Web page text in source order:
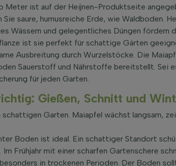
Meter ist auf der Heijnen-Produktseite
saure, humusreiche Erde, wie Waldboden.
Wässern und gelegentliches Düngen
ist sie perfekt für schattige Gärten
Ausbreitung durch Wurzelstöcke. Die
Sauerstoff und Nährstoffe bereitstellt.
für jeden Garten.
Gießen, Schnitt und
Garten. Maiapfel wächst langsam,
Boden ist ideal. Ein schattiger Standort
Frühjahr mit einer scharfen Gartenschere
in trockenen Perioden. Der Boden